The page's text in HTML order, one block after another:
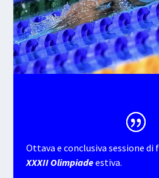
Ottava e conclusiva sessione di
XXXII Olimpiadeestiva.